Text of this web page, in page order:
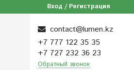
Вход / Регистрация
contact@lumen.kz
+7 777 122 35 35
+7 727 232 36 23
Обратный звонок